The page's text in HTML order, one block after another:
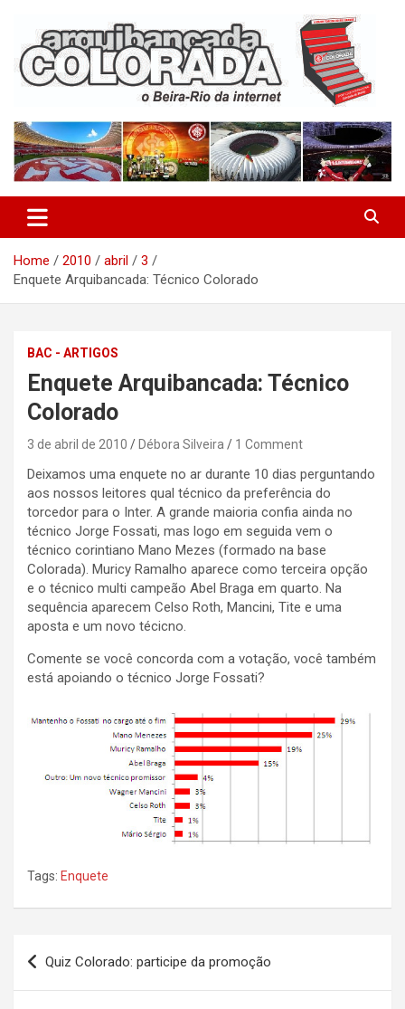
content
Arquibancada Colorada
Home 2010 abril
3
Enquete Arquibancada: Técnico Colorado
BAC - ARTIGOS
Enquete Arquibancada: Técnico
Colorado
3 de abril de 2010 Débora Silveira 1 Comment
Deixamos uma enquete no ar durante 10 dias perguntando
aos nossos leitores qual técnico da preferência do
torcedor para o Inter. A grande maioria confia ainda no
técnico Jorge Fossati, mas logo em seguida vem o
técnico corintiano Mano Mezes (formado na base
Colorada). Muricy Ramalho aparece como terceira opção
e o técnico multi campeão Abel Braga em quarto. Na
sequência aparecem Celso Roth, Mancini, Tite e uma
aposta e um novo técicno.
Comente se você concorda com a votação, você também
está apoiando o técnico Jorge Fossati?
Tags: Enquete
Navegação
de
Quiz Colorado: participe da promoção